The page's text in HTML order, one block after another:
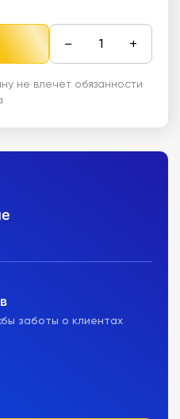
− +
не влечет обязанности
заботы о клиентах